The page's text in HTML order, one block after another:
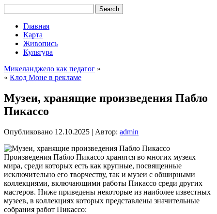
Главная
Карта
Живопись
Культура
Микеланджело как педагог »
« Клод Моне в рекламе
Музеи, хранящие произведения Пабло
Пикассо
Опубликовано 12.10.2025 | Автор: admin
Произведения Пабло Пикассо хранятся во многих музеях
мира, среди которых есть как крупные, посвященные
исключительно его творчеству, так и музеи с обширными
коллекциями, включающими работы Пикассо среди других
мастеров. Ниже приведены некоторые из наиболее известных
музеев, в коллекциях которых представлены значительные
собрания работ Пикассо: